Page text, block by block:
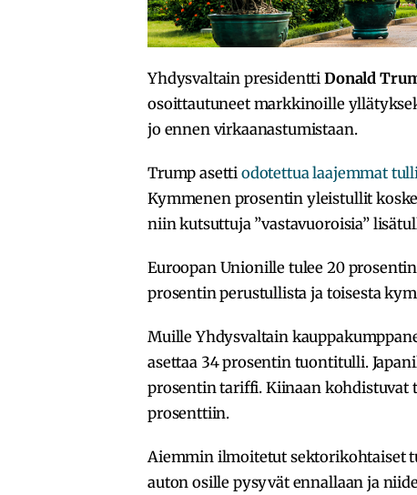
Yhdysvaltain presidentti Donald
osoittautuneet markkinoille
jo ennen virkaanastumistaan.
Trump asetti odotettua laajemmat
Kymmenen prosentin yleistullit
niin kutsuttuja ”vastavuoroisia”
Euroopan Unionille tulee 20
prosentin perustullista ja toisesta
Muille Yhdysvaltain
asettaa 34 prosentin tuontitulli.
prosentin tariffi. Kiinaan kohdistuvat
prosenttiin.
Aiemmin ilmoitetut sektorikohtaiset
auton osille pysyvät ennallaan ja